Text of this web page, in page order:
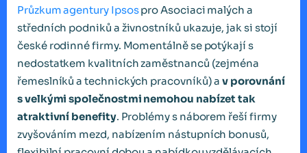
Průzkum agentury Ipsospro Asociaci malých a
středních podniků a živnostníků ukazuje, jak si stojí
české rodinné firmy. Momentálně se potýkají s
nedostatkem kvalitních zaměstnanců (zejména
řemeslníků a technických pracovníků) a v porovnání
s velkými společnostmi nemohou nabízet tak
atraktivní benefity. Problémy s náborem řeší firmy
zvyšováním mezd, nabízením nástupních bonusů,